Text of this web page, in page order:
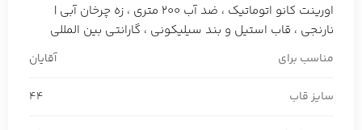
اورینت کانو اتوماتیک ، ضد آب 200 متری ، زه چرخان آبی |
نارنجی ، قاب استیل و بند سیلیکونی ، گارانتی بین المللی
مناسب برای آقایان
سایز قاب 44